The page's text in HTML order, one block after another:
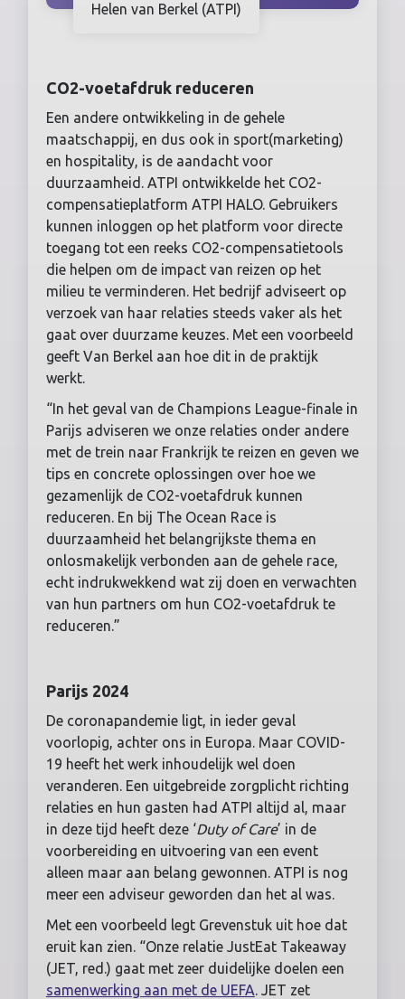
Helen van Berkel (ATPI)
CO2-voetafdruk reduceren
Een andere ontwikkeling in de gehele
maatschappij, en dus ook in sport(marketing)
en hospitality, is de aandacht voor
duurzaamheid. ATPI ontwikkelde het CO2-
compensatieplatform ATPI HALO. Gebruikers
kunnen inloggen op het platform voor directe
toegang tot een reeks CO2-compensatietools
die helpen om de impact van reizen op het
milieu te verminderen. Het bedrijf adviseert op
verzoek van haar relaties steeds vaker als het
gaat over duurzame keuzes. Met een voorbeeld
geeft Van Berkel aan hoe dit in de praktijk
werkt.
“In het geval van de Champions League-finale in
Parijs adviseren we onze relaties onder andere
met de trein naar Frankrijk te reizen en geven we
tips en concrete oplossingen over hoe we
gezamenlijk de CO2-voetafdruk kunnen
reduceren. En bij The Ocean Race is
duurzaamheid het belangrijkste thema en
onlosmakelijk verbonden aan de gehele race,
echt indrukwekkend wat zij doen en verwachten
van hun partners om hun CO2-voetafdruk te
reduceren.”
Parijs 2024
De coronapandemie ligt, in ieder geval
voorlopig, achter ons in Europa. Maar COVID-
19 heeft het werk inhoudelijk wel doen
veranderen. Een uitgebreide zorgplicht richting
relaties en hun gasten had ATPI altijd al, maar
in deze tijd heeft deze ‘Duty of Care’ in de
voorbereiding en uitvoering van een event
alleen maar aan belang gewonnen. ATPI is nog
meer een adviseur geworden dan het al was.
Met een voorbeeld legt Grevenstuk uit hoe dat
eruit kan zien. “Onze relatie JustEat Takeaway
(JET, red.) gaat met zeer duidelijke doelen een
samenwerking aan met de UEFA. JET zet